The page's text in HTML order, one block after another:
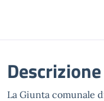
Descrizione
La Giunta comunale